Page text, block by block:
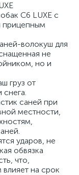
C6 LUXE с
прицепным
волокуш для
не
но и
груз от
саней при
местности,
ударов, не
обвязка
что,
на срок